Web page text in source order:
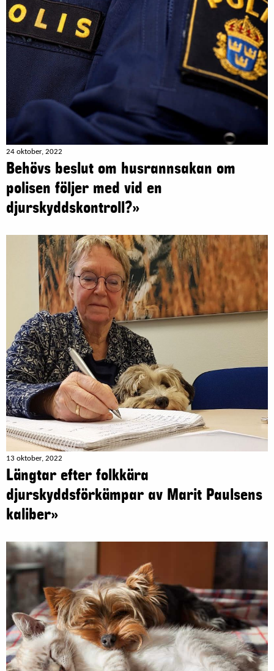
24 oktober, 2022
Behövs beslut om husrannsakan om
polisen följer med vid en
djurskyddskontroll?»
13 oktober, 2022
Längtar efter folkkära
djurskyddsförkämpar av Marit Paulsens
kaliber»